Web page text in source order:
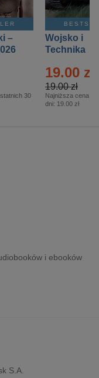
–
30
Wojsko i
Technika
– 2/2026
19.00 zł
19.00 zł
Najniższa cena z
dni: 19.00 zł
i ebooków
S.A.